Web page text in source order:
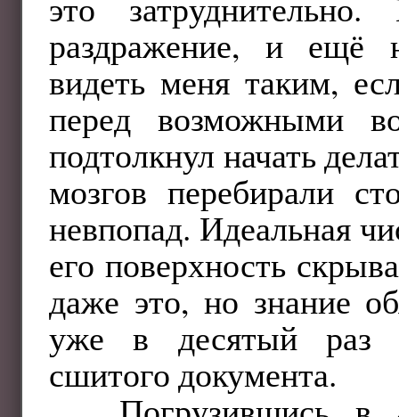
раздражение, и ещё
видеть меня таким,
перед возможными
подтолкнул начать
мозгов перебирали
невпопад. Идеальная
его поверхность
даже это, но знание
уже в десятый раз
сшитого документа.